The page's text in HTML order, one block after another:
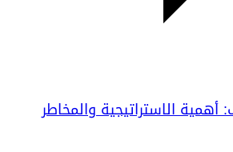
الاستراتيجية والمخاطر